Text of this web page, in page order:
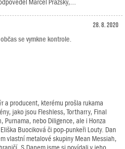
Marcel Pražský,...
28. 8. 2020
se vymkne kontrole.
a producent, kterému prošla rukama
jako jsou Fleshless, Tortharry, Final
Purnama, nebo Diligence, ale i Honza
Buociková či pop-punkeři Louty. Dan
vlastní metalové skupiny Mean Messiah,
S Danem jsme si povídali v jeho